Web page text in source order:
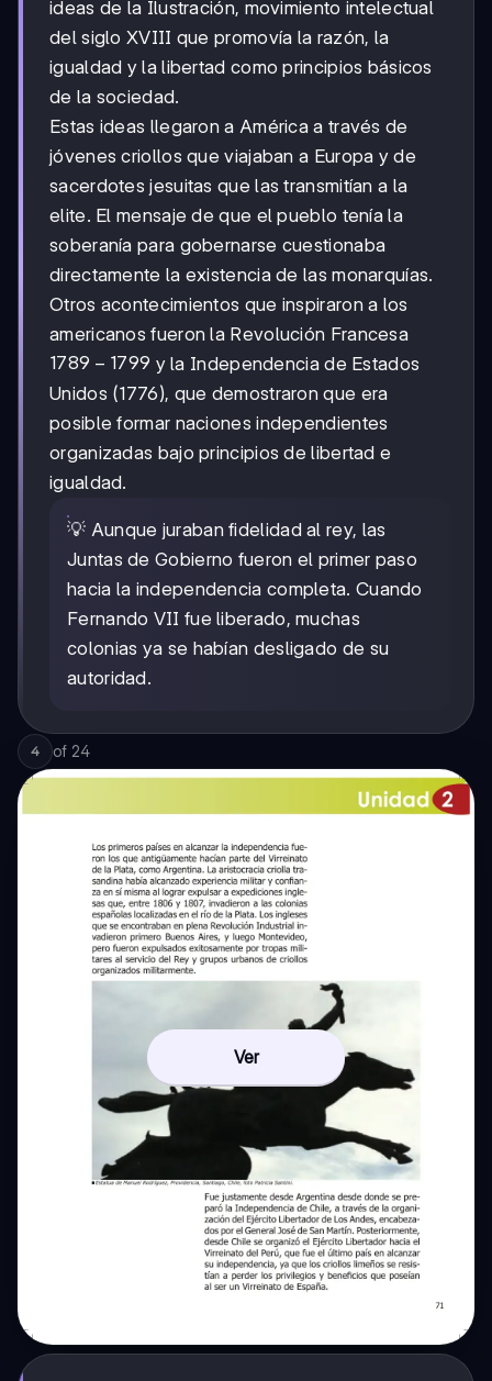
ideas de la Ilustración, movimiento intelectual
del siglo XVIII que promovía la razón, la
igualdad y la libertad como principios básicos
de la sociedad.
Estas ideas llegaron a América a través de
jóvenes criollos que viajaban a Europa y de
sacerdotes jesuitas que las transmitían a la
elite. El mensaje de que el pueblo tenía la
soberanía para gobernarse cuestionaba
directamente la existencia de las monarquías.
Otros acontecimientos que inspiraron a los
americanos fueron la Revolución Francesa
1789-
1799
1789 − 1799 y la Independencia de Estados
Unidos (1776), que demostraron que era
posible formar naciones independientes
organizadas bajo principios de libertad e
igualdad.
💡 Aunque juraban fidelidad al rey, las
Juntas de Gobierno fueron el primer paso
hacia la independencia completa. Cuando
Fernando VII fue liberado, muchas
colonias ya se habían desligado de su
autoridad.
4 of 24
Ver